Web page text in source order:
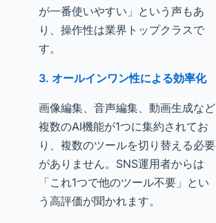
が一番使いやすい」という声もあ
り、操作性は業界トップクラスで
す。
3. オールインワン性による効率化
画像編集、音声編集、動画生成など
複数のAI機能が1つに集約されてお
り、複数のツールを切り替える必要
がありません。SNS運用者からは
「これ1つで他のツール不要」とい
う高評価が聞かれます。